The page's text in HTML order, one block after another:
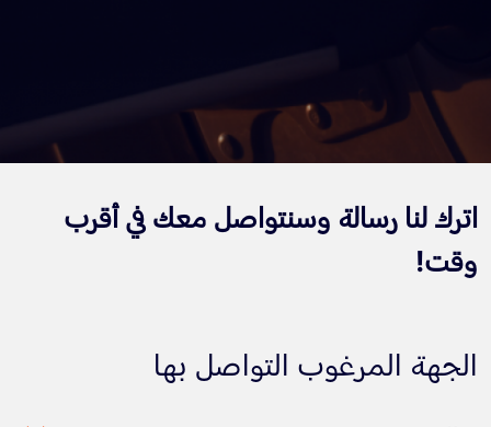
اترك لنا رسالة وسنتواصل معك في أقرب
وقت!
الجهة المرغوب التواصل بها